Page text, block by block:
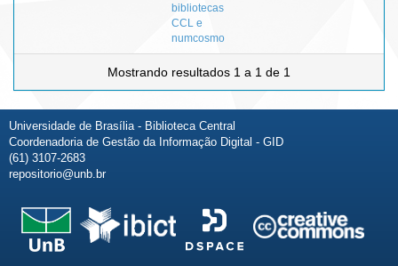
bibliotecas
CCL e
numcosmo
Mostrando resultados 1 a 1 de 1
Universidade de Brasília - Biblioteca Central
Coordenadoria de Gestão da Informação Digital - GID
(61) 3107-2683
repositorio@unb.br